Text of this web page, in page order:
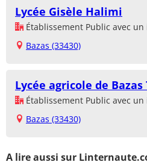
Lycée Gisèle Halimi
Établissement Public avec
Bazas (33430)
Lycée agricole de Bazas
Établissement Public avec
Bazas (33430)
A lire aussi sur